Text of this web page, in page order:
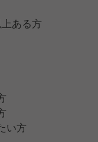
ある方
い方